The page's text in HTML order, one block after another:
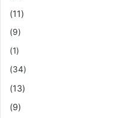
(11)
(9)
(1)
(34)
(13)
(9)